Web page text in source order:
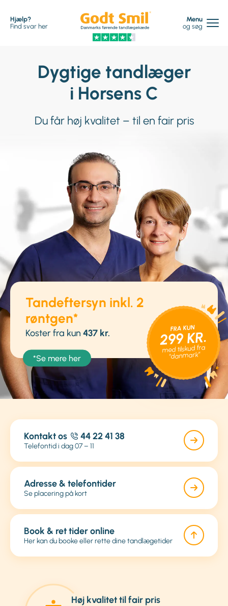
Hjælp?
Find svar her
Menu
og søg
Dygtige tandlæger
i Horsens C
Du får høj kvalitet – til en fair pris
Tandeftersyn inkl. 2
røntgen*
Koster fra kun 437 kr.
*Se mere her
FRA KUN
299 KR.
med tilskud fra
“danmark”
Kontakt os 44 22 41 38
Telefontid i dag 07 – 11
Adresse & telefontider
Se placering på kort
Book & ret tider online
Her kan du booke eller rette dine tandlægetider
Høj kvalitet til fair pris